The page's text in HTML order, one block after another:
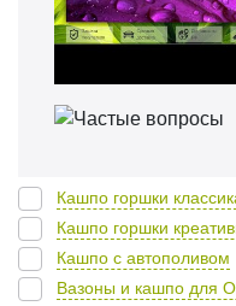
Кашпо горшки
Кашпо горшки
Кашпо с автополивом
Вазоны и кашпо для